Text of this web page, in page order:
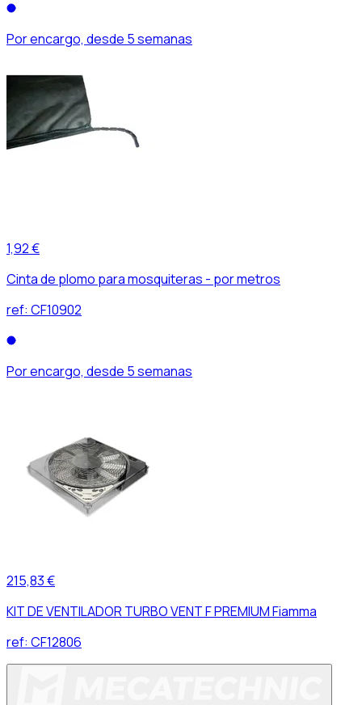
Por encargo, desde 5 semanas
1,92 €
Cinta de plomo para mosquiteras - por metros
ref: CF10902
Por encargo, desde 5 semanas
215,83 €
KIT DE VENTILADOR TURBO VENT F PREMIUM Fiamma
ref: CF12806